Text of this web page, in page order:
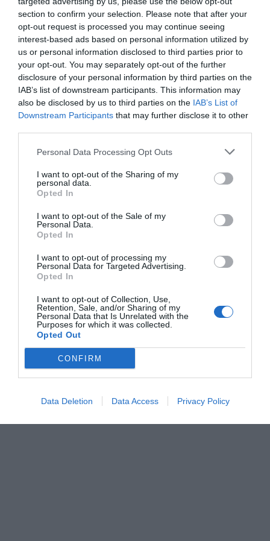
section to confirm your selection. Please note that after your
opt-out request is processed you may continue seeing
interest-based ads based on personal information utilized by
us or personal information disclosed to third parties prior to
your opt-out. You may separately opt-out of the further
disclosure of your personal information by third parties on the
IAB’s list of downstream participants. This information may
also be disclosed by us to third parties on the IAB’s List of
Downstream Participants that may further disclose it to other
Personal Data Processing Opt Outs
I want to opt-out of the Sharing of my
personal data.
Opted In
I want to opt-out of the Sale of my
Personal Data.
Opted In
I want to opt-out of processing my
Personal Data for Targeted Advertising.
Opted In
I want to opt-out of Collection, Use,
Retention, Sale, and/or Sharing of my
Personal Data that Is Unrelated with the
Purposes for which it was collected.
Opted Out
CONFIRM
Data Deletion Data Access Privacy Policy
La consulta se realizará, como en ocasiones anteriores,
a través de la plataforma digital deGobierno abierto
podrán participar todas las personas empadronadas
mayores de 16 años desde mañana hasta elviernes 10
de julio.
Los días propuestos para la votación son el viernes 8
de enero, eljueves 25 de marzo, ellunes 3 de mayo
viernes 25 de junio, ellunes 11 de octubre, elmartes 7
de diciembre, elviernes 24 de diciembre y elviernes
31 de diciembre. Las fechas planteadas buscan
facilitar puentes o completar periodos festivos como